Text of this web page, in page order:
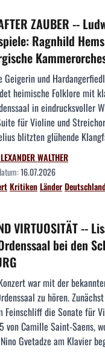
ZAUBER --
Ragnhild
Geigerin und
heimische Folklore mit
in eindrucksvoller
für Violine und
blitzten glühende
WALTHER
16.07.2026
KritikenLänder
VIRTUOSITÄT --
bei den
war mit der
zu hören.
Feinschliff die Sonate für
von Camille Saint-Saens,
Gvetadze am Klavier